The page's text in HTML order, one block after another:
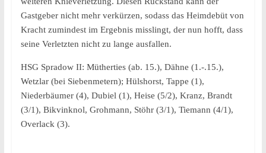
Gastgeber nicht mehr verkürzen, sodass das Heimdebüt von
Kracht zumindest im Ergebnis misslingt, der nun hofft, dass
seine Verletzten nicht zu lange ausfallen.
HSG Spradow II: Mütherties (ab. 15.), Dähne (1.-.15.),
Wetzlar (bei Siebenmetern); Hülshorst, Tappe (1),
Niederbäumer (4), Dubiel (1), Heise (5/2), Kranz, Brandt
(3/1), Bikvinknol, Grohmann, Stöhr (3/1), Tiemann (4/1),
Overlack (3).